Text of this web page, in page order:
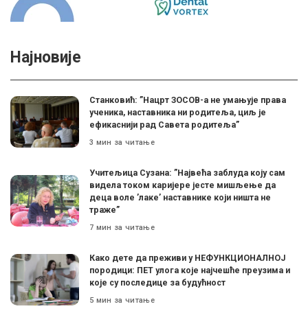
Најновије
Станковић: ”Нацрт ЗОСОВ-а не умањује права
ученика, наставника ни родитеља, циљ је
ефикаснији рад Савета родитеља”
3 мин за читање
Учитељица Сузана: ”Највећа заблуда коју сам
видела током каријере јесте мишљење да
деца воле ’лаке’ наставнике који ништа не
траже”
7 мин за читање
Како дете да преживи у НЕФУНКЦИОНАЛНОЈ
породици: ПЕТ улога које најчешће преузима и
које су последице за будућност
5 мин за читање